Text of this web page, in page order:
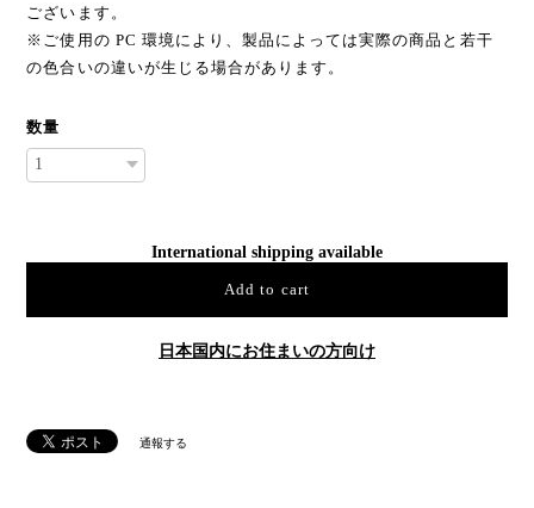
ございます。
※ご使用の PC 環境により、製品によっては実際の商品と若干
の色合いの違いが生じる場合があります。
数量
International shipping available
Add to cart
日本国内にお住まいの方向け
通報する